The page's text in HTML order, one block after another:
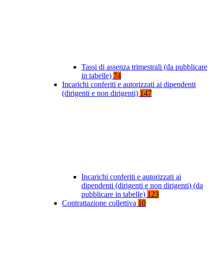
Tassi di assenza trimestrali (da pubblicare
in tabelle) 74
Incarichi conferiti e autorizzati ai dipendenti
(dirigenti e non dirigenti) 147
Incarichi conferiti e autorizzati ai
dipendenti (dirigenti e non dirigenti) (da
pubblicare in tabelle) 123
Contrattazione collettiva 10